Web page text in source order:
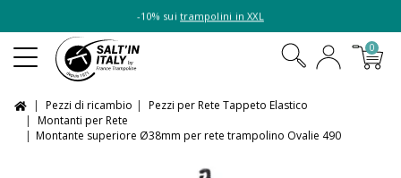
-10% suitrampolini in XXL
0
Pezzi di ricambio
Pezzi per Rete Tappeto Elastico
Montanti per Rete
Montante superiore Ø38mm per rete trampolino Ovalie 490